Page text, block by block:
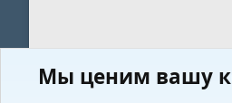
Мы ценим вашу